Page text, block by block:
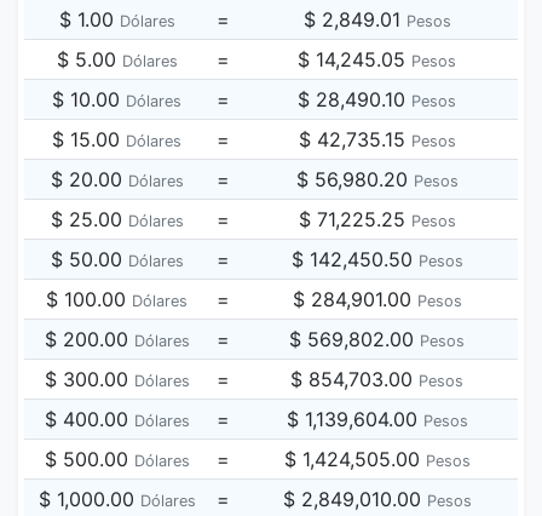
$ 1.00 Dólares = $ 2,849.01 Pesos
$ 5.00 Dólares = $ 14,245.05 Pesos
$ 10.00 Dólares = $ 28,490.10 Pesos
$ 15.00 Dólares = $ 42,735.15 Pesos
$ 20.00 Dólares = $ 56,980.20 Pesos
$ 25.00 Dólares = $ 71,225.25 Pesos
$ 50.00 Dólares = $ 142,450.50 Pesos
$ 100.00 Dólares = $ 284,901.00 Pesos
$ 200.00 Dólares = $ 569,802.00 Pesos
$ 300.00 Dólares = $ 854,703.00 Pesos
$ 400.00 Dólares = $ 1,139,604.00 Pesos
$ 500.00 Dólares = $ 1,424,505.00 Pesos
$ 1,000.00 Dólares = $ 2,849,010.00 Pesos